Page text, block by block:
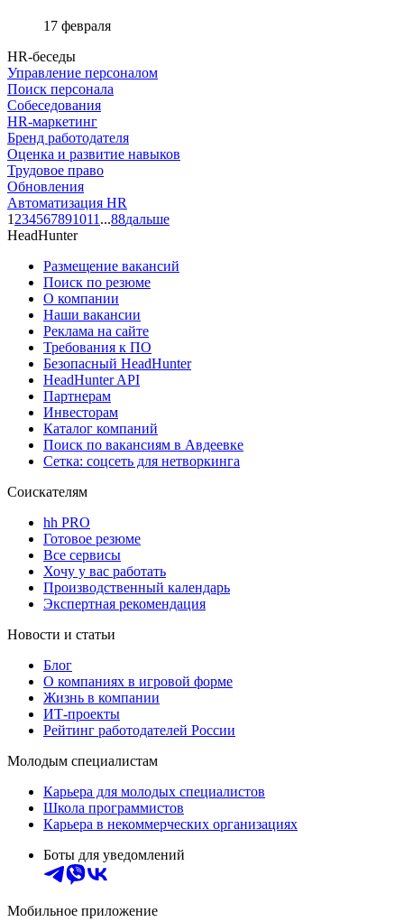
17 февраля
HR-беседы
Управление персоналом
Поиск персонала
Собеседования
HR-маркетинг
Бренд работодателя
Оценка и развитие навыков
Трудовое право
Обновления
Автоматизация HR
1 234567891011 ...88дальше
HeadHunter
Размещение вакансий
Поиск по резюме
О компании
Наши вакансии
Реклама на сайте
Требования к ПО
Безопасный HeadHunter
HeadHunter API
Партнерам
Инвесторам
Каталог компаний
Поиск по вакансиям в Авдеевке
Сетка: соцсеть для нетворкинга
Соискателям
hh PRO
Готовое резюме
Все сервисы
Хочу у вас работать
Производственный календарь
Экспертная рекомендация
Новости и статьи
Блог
О компаниях в игровой форме
Жизнь в компании
ИТ-проекты
Рейтинг работодателей России
Молодым специалистам
Карьера для молодых специалистов
Школа программистов
Карьера в некоммерческих организациях
Боты для уведомлений
Мобильное приложение